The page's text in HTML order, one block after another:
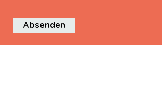
Absenden